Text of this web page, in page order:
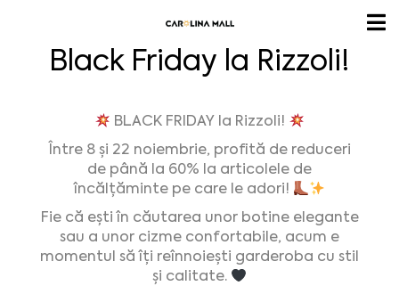
Black Friday la Rizzoli!
BLACK FRIDAY la Rizzoli!
Între 8 și 22 noiembrie, profită de reduceri
de până la 60% la articolele de
încălțăminte pe care le adori!
Fie că ești în căutarea unor botine elegante
sau a unor cizme confortabile, acum e
momentul să îți reînnoiești garderoba cu stil
și calitate.